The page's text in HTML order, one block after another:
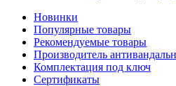
Новинки
Популярные товары
Рекомендуемые товары
Производитель
Комплектация под ключ
Сертификаты